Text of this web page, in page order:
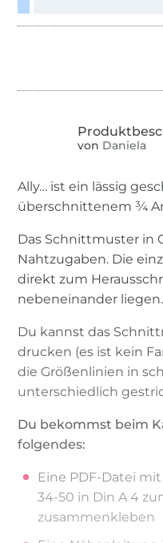
von Daniela
Ally… ist ein lässig
überschnittenem ¾
Das Schnittmuster in
Nahtzugaben. Die
direkt zum
nebeneinander liegen.
Du kannst das
drucken (es ist kein
die Größenlinien in
unterschiedlich
Du bekommst beim
folgendes:
Eine PDF-Datei
34-50 in Din A 4
zusammenkleben